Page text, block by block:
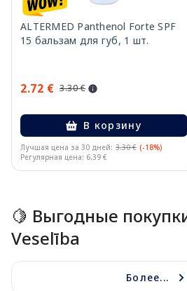
ALTERMED Panthenol Forte SPF
15 бальзам для губ, 1 шт.
2.72 € 3.30 €
В корзину
Лучшая цена за 30 дней: 3.30 € (-18%)
Регулярная цена: 6.39 €
🍋 Выгодные
Veselība
Более...